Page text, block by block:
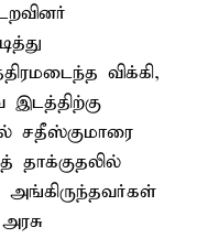
விக்கி,
சதீஸ்குமாரை
தாக்குதலில்